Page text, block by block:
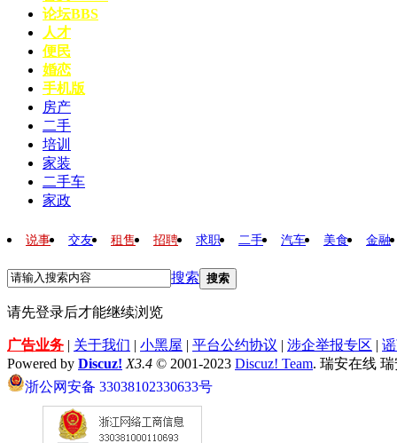
论坛BBS
人才
便民
婚恋
手机版
房产
二手
培训
家装
二手车
家政
说事 交友 租售 招聘 求职 二手 汽车 美食 金融
搜索 搜索
请先登录后才能继续浏览
广告业务 | 关于我们 | 小黑屋 | 平台公约协议 | 涉企举报专区 |
Powered by Discuz! X3.4 © 2001-2023 Discuz! Team. 瑞安在线
浙公网安备 33038102330633号